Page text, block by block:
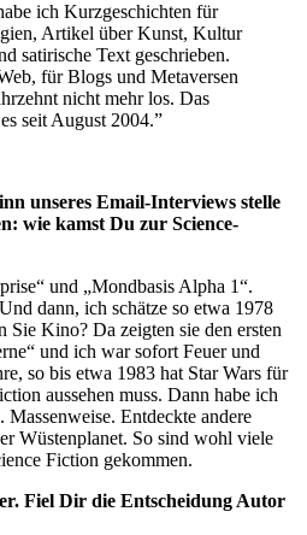
ich Kurzgeschichten für
Artikel über Kunst, Kultur
satirische Text geschrieben.
für Blogs und Metaversen
nicht mehr los. Das
seit August 2004.”
unseres Email-Interviews stelle
wie kamst Du zur Science-
und „Mondbasis Alpha 1“.
dann, ich schätze so etwa 1978
Sie Kino? Da zeigten sie den ersten
und ich war sofort Feuer und
so bis etwa 1983 hat Star Wars für
aussehen muss. Dann habe ich
Massenweise. Entdeckte andere
Wüstenplanet. So sind wohl viele
Fiction gekommen.
Fiel Dir die Entscheidung Autor